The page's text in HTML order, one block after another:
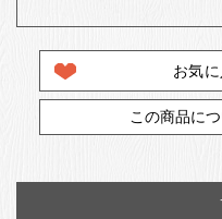
お気
この商品に